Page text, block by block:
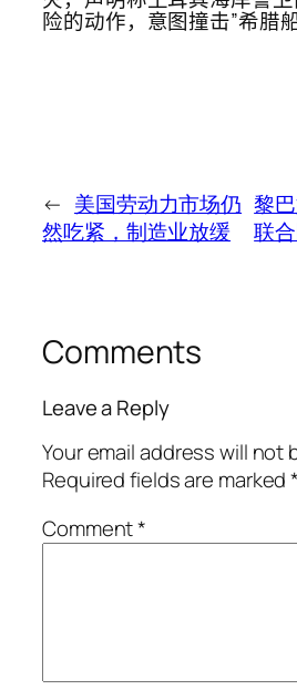
险的动作，意图撞击”希腊船
← 美国劳动力市场仍
然吃紧，制造业放缓
黎
联
Comments
Leave a Reply
Your email address will not
Required fields are marked*
Comment*